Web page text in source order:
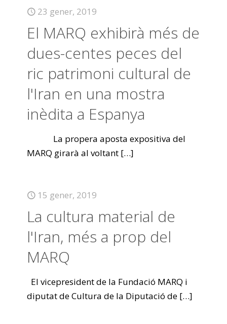
23 gener, 2019
El MARQ exhibirà més de
dues-centes peces del
ric patrimoni cultural de
l'Iran en una mostra
inèdita a Espanya
La propera aposta expositiva del
MARQ girarà al voltant […]
15 gener, 2019
La cultura material de
l'Iran, més a prop del
MARQ
El vicepresident de la Fundació MARQ i
diputat de Cultura de la Diputació de […]